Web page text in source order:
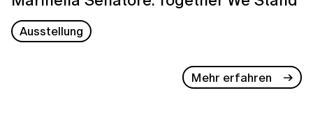
Ausstellung
Mehr erfahren